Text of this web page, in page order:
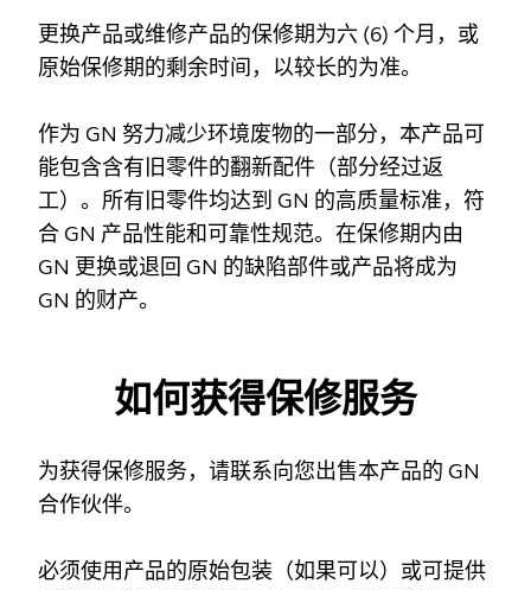
更换产品或维修产品的保修期为六 (6) 个月，或
原始保修期的剩余时间，以较长的为准。
作为 GN 努力减少环境废物的一部分，本产品可
能包含含有旧零件的翻新配件（部分经过返
工）。所有旧零件均达到 GN 的高质量标准，符
合 GN 产品性能和可靠性规范。在保修期内由
GN 更换或退回 GN 的缺陷部件或产品将成为
GN 的财产。
如何获得保修服务
为获得保修服务，请联系向您出售本产品的 GN
合作伙伴。
必须使用产品的原始包装（如果可以）或可提供